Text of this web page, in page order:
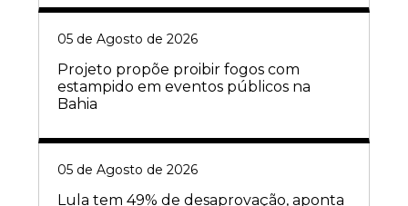
05 de Agosto de 2026
Projeto propõe proibir fogos com
estampido em eventos públicos na
Bahia
05 de Agosto de 2026
Lula tem 49% de desaprovação, aponta